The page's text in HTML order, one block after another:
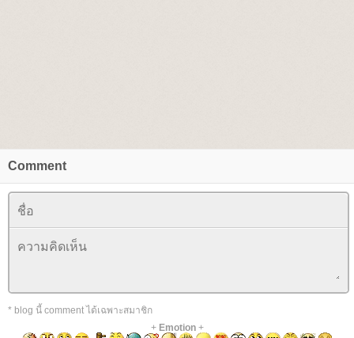
Comment
* blog นี้ comment ได้เฉพาะสมาชิก
+ Emotion+